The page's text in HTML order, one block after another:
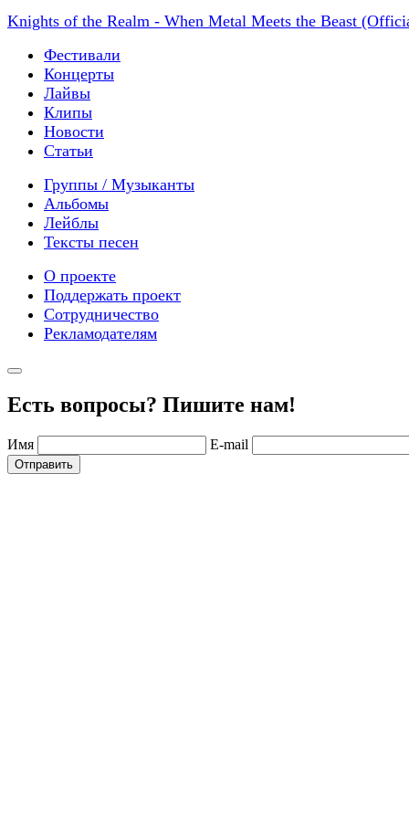
Knights of the Realm - When Metal Meets the Beast
Фестивали
Концерты
Лайвы
Клипы
Новости
Статьи
Группы / Музыканты
Альбомы
Лейблы
Тексты песен
О проекте
Поддержать проект
Сотрудничество
Рекламодателям
Есть вопросы? Пишите нам!
Имя E-mail